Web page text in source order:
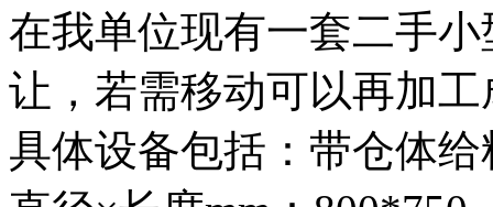
在我单位现有一套二手
让，若需移动可以再加
具体设备包括：带仓体